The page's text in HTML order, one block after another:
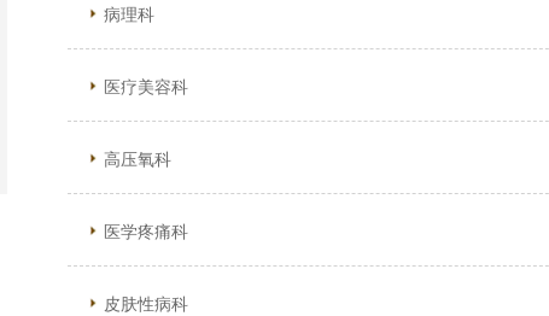
病理科
医疗美容科
高压氧科
医学疼痛科
皮肤性病科